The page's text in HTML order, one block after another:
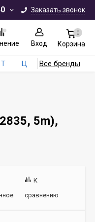
Заказать звонок
Вход
0
Корзина
Т Ц Все бренды
5m),
К
сравнению